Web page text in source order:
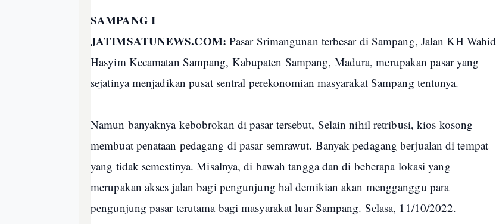
SAMPANG I
JATIMSATUNEWS.COM: Pasar Srimangunan terbesar di Sampang, Jalan KH Wahid
Hasyim Kecamatan Sampang, Kabupaten Sampang, Madura, merupakan pasar yang
sejatinya menjadikan pusat sentral perekonomian masyarakat Sampang tentunya.
Namun banyaknya kebobrokan di pasar tersebut, Selain nihil retribusi, kios kosong
membuat penataan pedagang di pasar semrawut. Banyak pedagang berjualan di tempat
yang tidak semestinya. Misalnya, di bawah tangga dan di beberapa lokasi yang
merupakan akses jalan bagi pengunjung hal demikian akan mengganggu para
pengunjung pasar terutama bagi masyarakat luar Sampang. Selasa, 11/10/2022.